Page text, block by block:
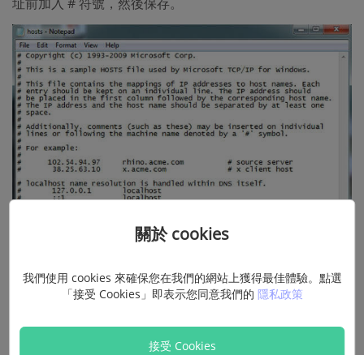
1）在 Finder 中，選擇「
nano/private/etc/hosts」並按下 Return。 3）輸入登入
電腦的密碼。如果你使用空白密碼，指令不會執行。輸入正
確密碼後，「終端機」隨即顯示 hosts 檔案。 4）使用方向
鍵導覽，並尋找包含 gs.apple.com 的項目。在
關於 cookies
我們使用 cookies 來確保您在我們的網站上獲得最佳體驗。點選
「接受 Cookies」即表示您同意我們的 隱私政策
接受 Cookies